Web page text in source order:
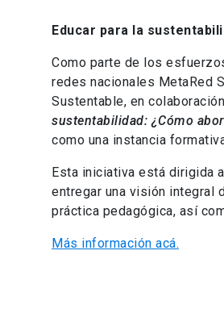
Educar para la
Como parte de los
redes nacionales MetaRed
Sustentable, en
sustentabilidad: ¿Cómo
como una instancia
Esta iniciativa está dirigida
entregar una visión integral
práctica pedagógica, así
Más información acá.